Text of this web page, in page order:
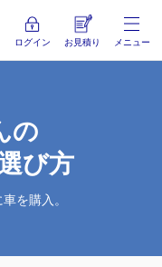
ログイン お見積り メニュー
の
び方
を購入。